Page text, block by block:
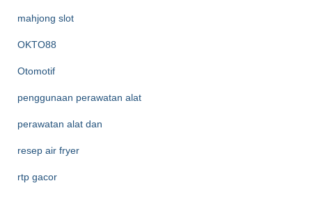
mahjong slot
OKTO88
Otomotif
penggunaan perawatan alat
perawatan alat dan
resep air fryer
rtp gacor